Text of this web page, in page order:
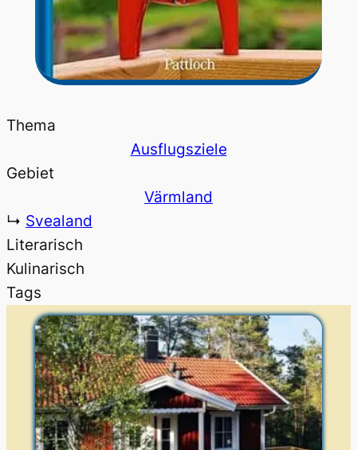
Thema
Ausflugsziele
Gebiet
Värmland
↳ Svealand
Literarisch
Kulinarisch
Tags